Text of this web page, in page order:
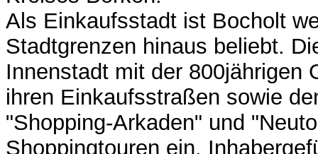
Als Einkaufsstadt ist Bocholt
Stadtgrenzen hinaus beliebt.
Innenstadt mit der 800jährigen
ihren Einkaufsstraßen sowie
"Shopping-Arkaden" und
Shoppingtouren ein.